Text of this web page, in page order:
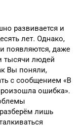
развивается и
лет. Однако,
появляются, даже
тысячи людей
Вы поняли,
с сообщением «В
ошибка».
лишь